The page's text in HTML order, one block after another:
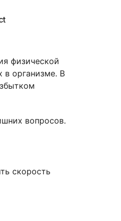
физической
в организме. В
вопросов.
скорость